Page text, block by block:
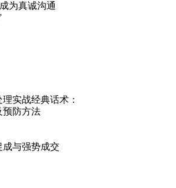
为真诚沟通
实战经典话术：
预防方法
成与强势成交